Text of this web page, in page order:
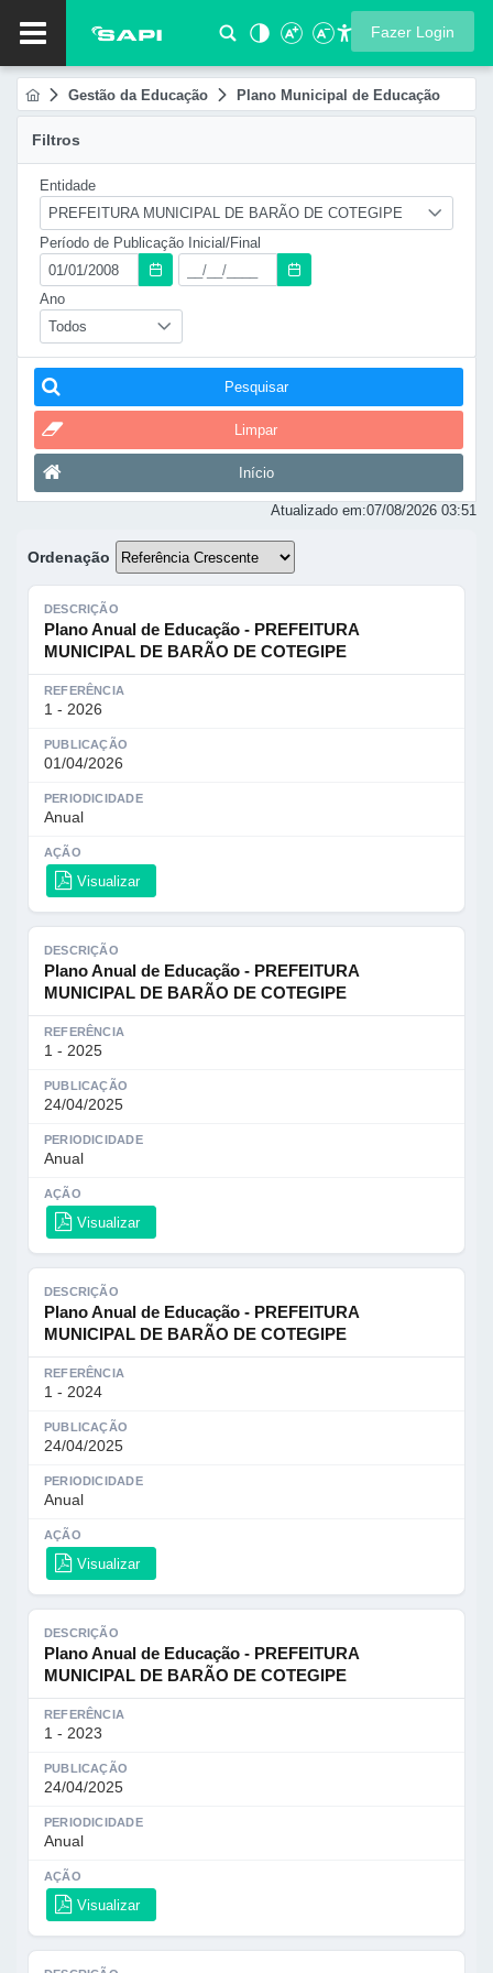
Fazer Login
Gestão da Educação Plano Municipal de Educação
Filtros
Entidade
PREFEITURA MUNICIPAL DE BARÃO DE COTEGIPE
Período de Publicação Inicial/Final
Ano
Todos
Pesquisar
Limpar
Início
Atualizado em:07/08/2026 03:51
Ordenação
DESCRIÇÃO
Plano Anual de Educação - PREFEITURA
MUNICIPAL DE BARÃO DE COTEGIPE
REFERÊNCIA
1 - 2026
PUBLICAÇÃO
01/04/2026
PERIODICIDADE
Anual
AÇÃO
Visualizar
DESCRIÇÃO
Plano Anual de Educação - PREFEITURA
MUNICIPAL DE BARÃO DE COTEGIPE
REFERÊNCIA
1 - 2025
PUBLICAÇÃO
24/04/2025
PERIODICIDADE
Anual
AÇÃO
Visualizar
DESCRIÇÃO
Plano Anual de Educação - PREFEITURA
MUNICIPAL DE BARÃO DE COTEGIPE
REFERÊNCIA
1 - 2024
PUBLICAÇÃO
24/04/2025
PERIODICIDADE
Anual
AÇÃO
Visualizar
DESCRIÇÃO
Plano Anual de Educação - PREFEITURA
MUNICIPAL DE BARÃO DE COTEGIPE
REFERÊNCIA
1 - 2023
PUBLICAÇÃO
24/04/2025
PERIODICIDADE
Anual
AÇÃO
Visualizar